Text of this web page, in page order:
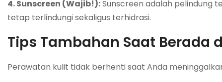
4. Sunscreen (Wajib!):Sunscreen adalah pelindung
tetap terlindungi sekaligus terhidrasi.
Tips Tambahan Saat Berada
Perawatan kulit tidak berhenti saat Anda